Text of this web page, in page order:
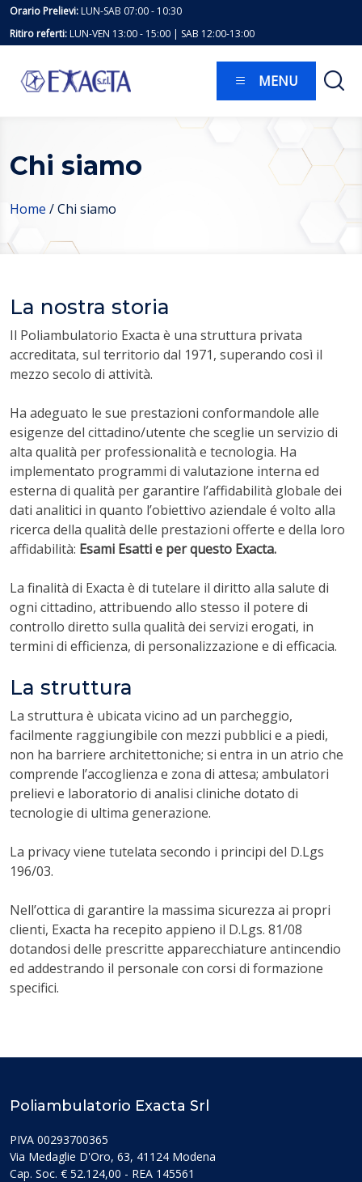
Skip
to
content
Orario Prelievi: LUN-SAB 07:00 - 10:30
Ritiro referti: LUN-VEN 13:00 - 15:00 | SAB 12:00-13:00
MENU
Chi siamo
Home /Chi siamo
La nostra storia
Il Poliambulatorio Exacta è una struttura privata
accreditata, sul territorio dal 1971, superando così il
mezzo secolo di attività.
Ha adeguato le sue prestazioni conformandole alle
esigenze del cittadino/utente che sceglie un servizio di
alta qualità per professionalità e tecnologia. Ha
implementato programmi di valutazione interna ed
esterna di qualità per garantire l’affidabilità globale dei
dati analitici in quanto l’obiettivo aziendale é volto alla
ricerca della qualità delle prestazioni offerte e della loro
affidabilità: Esami Esatti e per questo Exacta.
La finalità di Exacta è di tutelare il diritto alla salute di
ogni cittadino, attribuendo allo stesso il potere di
controllo diretto sulla qualità dei servizi erogati, in
termini di efficienza, di personalizzazione e di efficacia.
La struttura
La struttura è ubicata vicino ad un parcheggio,
facilmente raggiungibile con mezzi pubblici e a piedi,
non ha barriere architettoniche; si entra in un atrio che
comprende l’accoglienza e zona di attesa; ambulatori
prelievi e laboratorio di analisi cliniche dotato di
tecnologie di ultima generazione.
La privacy viene tutelata secondo i principi del D.Lgs
196/03.
Nell’ottica di garantire la massima sicurezza ai propri
clienti, Exacta ha recepito appieno il D.Lgs. 81/08
dotandosi delle prescritte apparecchiature antincendio
ed addestrando il personale con corsi di formazione
specifici.
Poliambulatorio Exacta Srl
PIVA 00293700365
Via Medaglie D'Oro, 63, 41124 Modena
Cap. Soc. € 52.124,00 - REA 145561